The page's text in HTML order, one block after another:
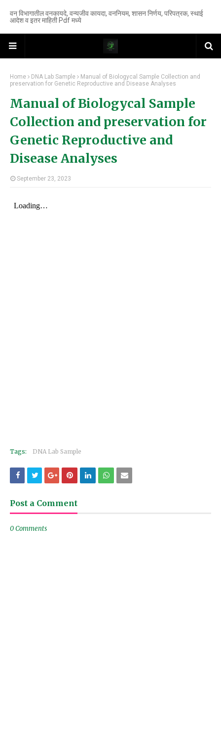
वन विभागातील वनकायदे, वन्यजीव कायदा, वननियम, शासन निर्णय, परिपत्रक, स्थाई
आदेश व इतर माहिती Pdf मध्ये
Home DNA Lab Sample
Manual of Biologycal Sample Collection and
preservation for Genetic Reproductive and Disease Analyses
Manual of Biologycal Sample
Collection and preservation for
Genetic Reproductive and
Disease Analyses
September 23, 2023
Tags: DNA Lab Sample
Post a Comment
0 Comments